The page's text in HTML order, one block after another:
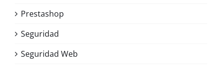
Prestashop
Seguridad
Seguridad Web